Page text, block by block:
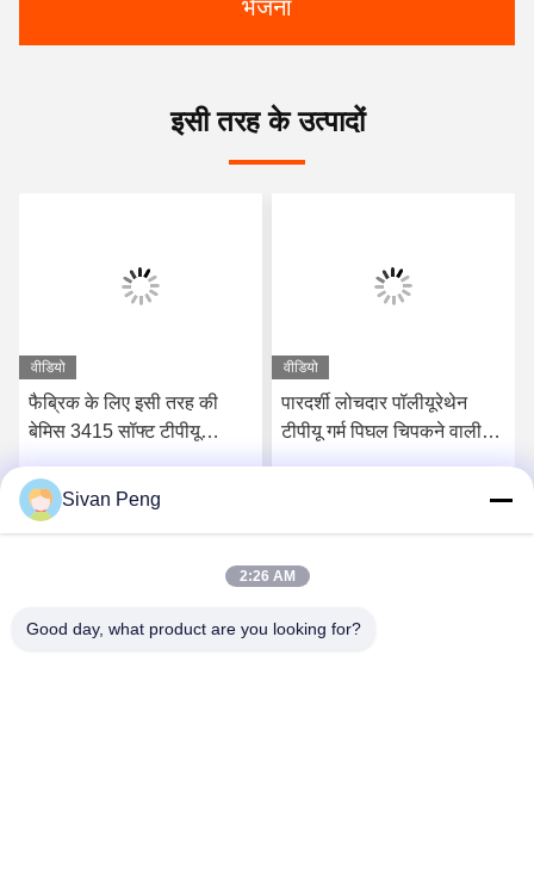
भेजना
इसी तरह के उत्पादों
वीडियो
फैब्रिक के लिए इसी तरह की
बेमिस 3415 सॉफ्ट टीपीयू
वाली टीपीयू फिल्म
सर्वोत्तम मूल्य प्राप्त करें
वीडियो
पारदर्शी लोचदार पॉलीयूरेथेन
टीपीयू गर्म पिघल चिपकने वाली
Sivan Peng
2:26 AM
Good day, what product are you looking for?